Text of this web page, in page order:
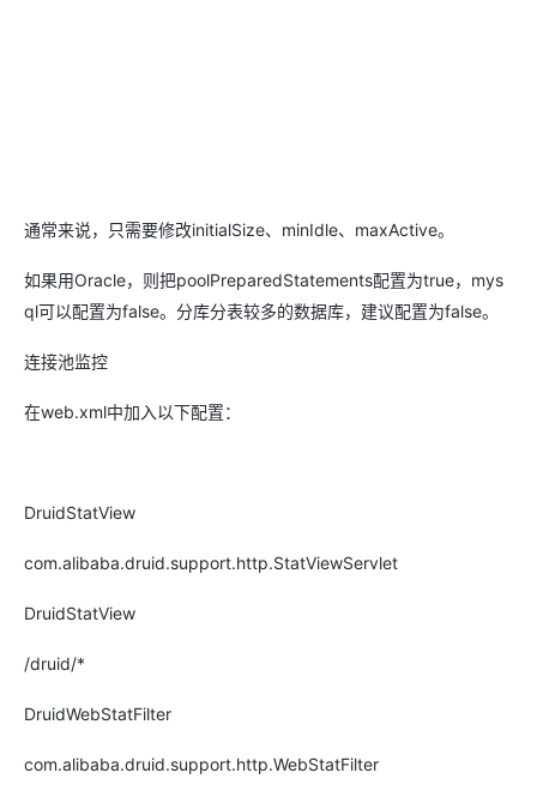
通常来说，只需要修改initialSize、minIdle、maxActive。
如果用Oracle，则把poolPreparedStatements配置为true，mys
ql可以配置为false。分库分表较多的数据库，建议配置为false。
连接池监控
在web.xml中加入以下配置：
DruidStatView
com.alibaba.druid.support.http.StatViewServlet
DruidStatView
/druid/*
DruidWebStatFilter
com.alibaba.druid.support.http.WebStatFilter